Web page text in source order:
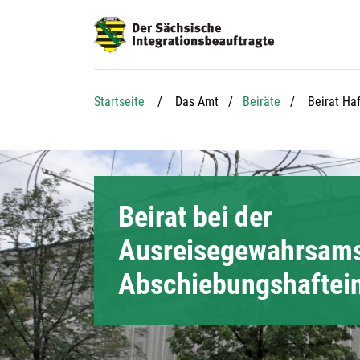
Startseite Das Amt Beiräte Aktuelle
Beirat
Beirat bei der